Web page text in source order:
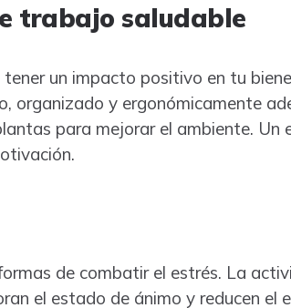
trabajo saludable
un impacto positivo en tu
organizado y ergonómicamente
para mejorar el ambiente. Un
de combatir el estrés. La
el estado de ánimo y reducen el